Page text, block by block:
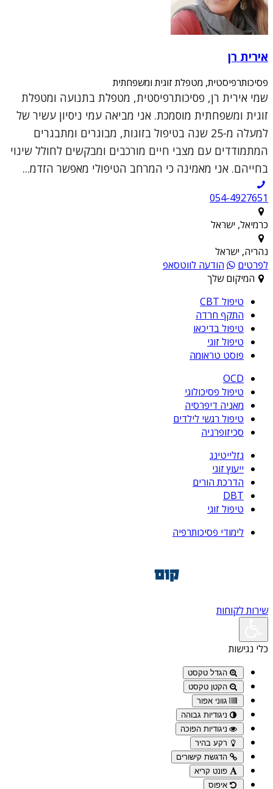
אירית רן
פסיכותרפיסטית, מטפלת זוגית ומשפחתית
שמי אירית רן, פסיכותרפיסטית, מטפלת בתנועה ומטפלת
זוגית ומשפחתית מוסמכת. אני מביאה עמי ניסיון עשיר של
למעלה מ-25 שנה בטיפול בזוגות, מבוגרים ומתבגרים
המתמודדים עם מצבי חיים מורכבים ומבקשים לחולל שינוי
בחייהם. אני מאמינה כי המרחב הטיפולי מאפשר הזדמ...
054-4927651
כרמיאל, ישראל
נהריה, ישראל
לפרטים
הודעה לווטסאפ
המיקום שלך
טיפול CBT
התקף חרדה
טיפול בדיכאו
טיפול זוגי
פוסט טראומה
OCD
טיפול פסיכולוגי
מאניה דיפרסיה
טיפול רגשי לילדים
סכיזופרניה
גזלייטינג
ייעוץ זוגי
הדרכת הורים
DBT
טיפול זוגי
לימודי פסיכותרפיה
שירות לקוחות
כלי נגישות
הגדל טקסט
הקטן טקסט
גווני אפור
ניגודיות גבוהה
ניגודיות הפוכה
רקע בהיר
הדגשת קישורים
פונט קריא
איפוס